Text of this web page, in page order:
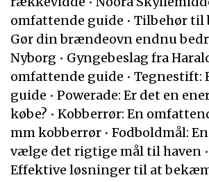
omfattende guide • Tilbehør til
Gør din brændeovn endnu
Nyborg • Gyngebeslag fra
omfattende guide • Tegnestift:
guide • Powerade: Er det en
købe? • Kobberrør: En
mm kobberrør • Fodboldmål:
vælge det rigtige mål til haven •
Effektive løsninger til at